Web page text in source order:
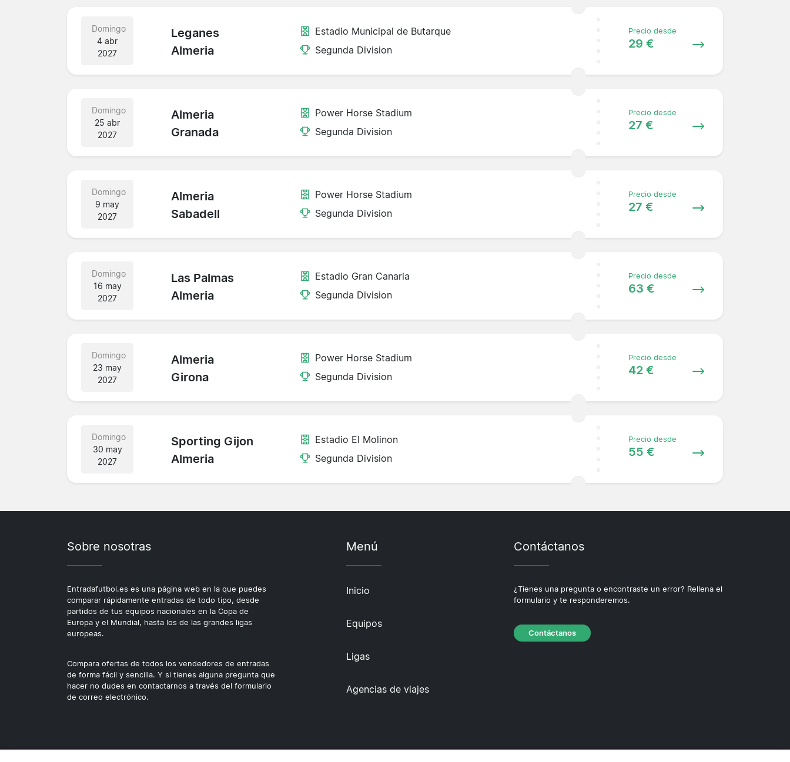
Domingo
4 abr
2027
Leganes
Almeria
Estadio Municipal de Butarque
Segunda Division
Precio desde
29 €
Domingo
25 abr
2027
Almeria
Granada
Power Horse Stadium
Segunda Division
Precio desde
27 €
Domingo
9 may
2027
Almeria
Sabadell
Power Horse Stadium
Segunda Division
Precio desde
27 €
Domingo
16 may
2027
Las Palmas
Almeria
Estadio Gran Canaria
Segunda Division
Precio desde
63 €
Domingo
23 may
2027
Almeria
Girona
Power Horse Stadium
Segunda Division
Precio desde
42 €
Domingo
30 may
2027
Sporting Gijon
Almeria
Estadio El Molinon
Segunda Division
Precio desde
55 €
Sobre nosotras
Entradafutbol.es es una página web en la que puedes
comparar rápidamente entradas de todo tipo, desde
partidos de tus equipos nacionales en la Copa de
Europa y el Mundial, hasta los de las grandes ligas
europeas.
Compara ofertas de todos los vendedores de entradas
de forma fácil y sencilla. Y si tienes alguna pregunta que
hacer no dudes en contactarnos a través del formulario
de correo electrónico.
Menú
Inicio
Equipos
Ligas
Agencias de viajes
Contáctanos
¿Tienes una pregunta o encontraste un error? Rellena el
formulario y te responderemos.
Contáctanos